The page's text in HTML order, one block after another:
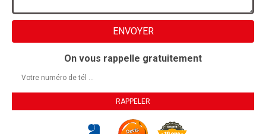
On vous rappelle gratuitement